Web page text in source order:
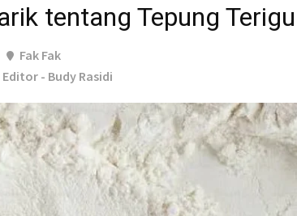
tentang Tepung Terigu
Fak Fak
Editor - Budy Rasidi